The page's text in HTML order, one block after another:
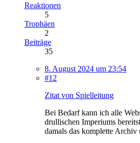
Reaktionen
5
Trophäen
2
Beiträge
35
8. August 2024 um 23:54
#12
Zitat von Spielleitung
Bei Bedarf kann ich alle
drullischen Imperiums
damals das komplette Archiv